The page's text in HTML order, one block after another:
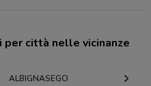
città nelle vicinanze
ALBIGNASEGO